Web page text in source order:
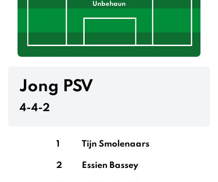
Unbehaun
Jong PSV
4-4-2
1 Tijn Smolenaars
2 Essien Bassey